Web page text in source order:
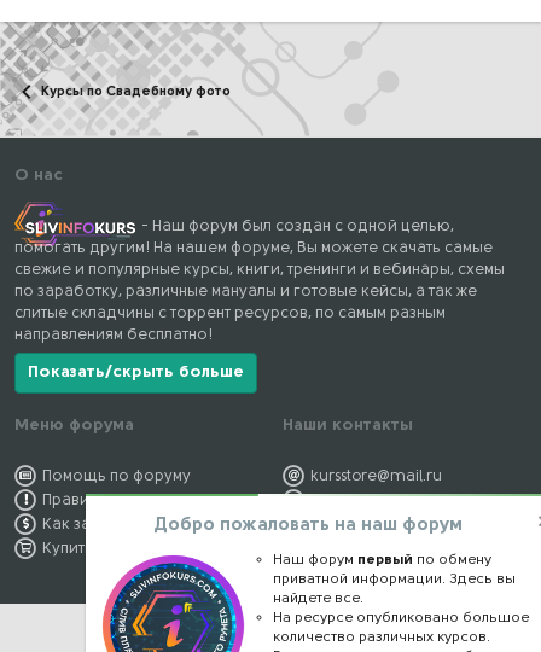
Курсы по Свадебному фото
О нас
- Наш форум был создан с одной целью,
помогать другим! На нашем форуме, Вы можете скачать самые
свежие и популярные курсы, книги, тренинги и вебинары, схемы
по заработку, различные мануалы и готовые кейсы, а так же
слитые складчины с торрент ресурсов, по самым разным
направлениям бесплатно!
Показать/скрыть больше
Меню форума
Помощь по форуму
Правила форума
Как заработать
Купить премиум
Наши контакты
kursstore@mail.ru
Обратная связь
Конфиденциальность
Добро пожаловать на наш форум
Наш форум первый по обмену
приватной информации. Здесь вы
найдете все.
На ресурсе опубликовано большое
количество различных курсов.